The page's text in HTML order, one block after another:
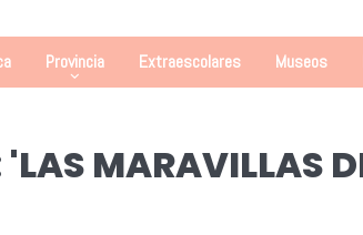
Provincia Extraescolares Museos
MARAVILLAS